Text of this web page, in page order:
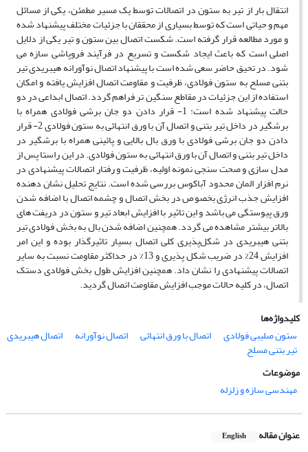
انتقال بار از تیر به ستون در اتصالات توسط یک مسیر مطمئن، یکی از مسائل
مهم و حیاتی است که توسط بسیاری از محققان با جزئیات مختلف پیشنهاد شده
و مورد مطالعه قرار گرفته است. شکست اتصال بین ستون و تیر یکی از دلایل
اصلی است که باعث ایجاد شکست و تسریع در فرآیند فروپاشی سازه می
شود. در تحیق حاضر سعی شده است با پیشنهاد اتصال نوآورانه هیبریدی تیر
بتنی مسلح به ستون فولادی، ظرفیت و مقاومت اتصال افزایش یافته و امکان
استفاده از این جزئیات در مقاطع سنگین تر فراهم گردد. اتصال ابداعی در دو
حالت پیشنهاد شده است: 1- قرار دادن دو جان برشی فولادی همراه با
برشگیر در داخل تیر بتنی و اتصال آن با ورق انتهائی به ستون فولادی 2- قرار
دادن دو جان برشی فولادی با ورق بال بالایی و پائینی همراه با برشگیر در
داخل تیر بتنی و اتصال آن با ورق انتهائی به ستون فولادی. در این راستا پس از
مدل سازی و صحت سنجی نمونه اولیه، ظرفیت و رفتار اتصالات پیشنهادی در
نرم افزار المان محدود آباکوس بررسی شده است. نتایج تحلیل نشان دهنده
افزایش جذب انرژی بخصوص در بخش اتصال و چشمه اتصال با اضافه شدن
ورق پیوستگی می باشد و این تاثیر با افزایش ابعاد تیر و ستون در دریفت های
بالاتر بیشتر مشاهده می گردد. همچنین اضافه شدن بال به بخش فولادی تیر
بتنی هیبریدی در شکل‌پذیری کلی اتصال بسیار تاثیرگذار بوده و این امر
افزایش 24% در ضریب شکل پذیری و 13% در حداکثر مقاومت نسبت به سایر
اتصالات پیشنهادی را نشان داد. همچنین افزایش طول بخش فولادی دستک
اتصال، در کلیه حالات موجب افزایش مقاومت اتصال گردید.
کلیدواژه‌ها
ستون صلیبی فولادی
اتصال با ورق انتهائی اتصال نوآورانه اتصال هیبریدی
تیر بتنی مسلح
موضوعات
مهندسی سازه و زلزله
عنوان مقاله English